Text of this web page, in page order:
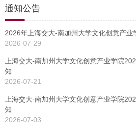
通知公告
2026年上海交大-南加州大学文化创意产业
2026-07-29
上海交大-南加州大学文化创意产业学院
知
2026-07-21
上海交大-南加州大学文化创意产业学院
知
2026-07-03